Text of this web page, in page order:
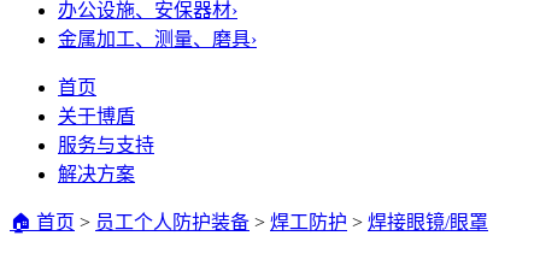
办公设施、安保器材›
金属加工、测量、磨具›
首页
关于博盾
服务与支持
解决方案
🏠 首页 > 员工个人防护装备 > 焊工防护 > 焊接眼镜/眼罩